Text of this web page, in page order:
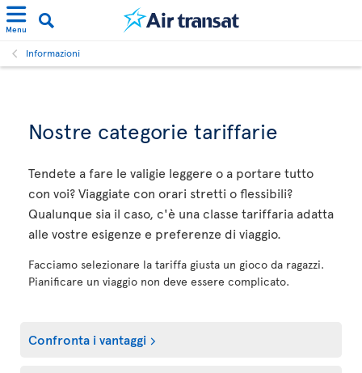
Menu
Informazioni
Nostre categorie tariffarie
Tendete a fare le valigie leggere o a portare tutto
con voi? Viaggiate con orari stretti o flessibili?
Qualunque sia il caso, c'è una classe tariffaria adatta
alle vostre esigenze e preferenze di viaggio.
Facciamo selezionare la tariffa giusta un gioco da ragazzi.
Pianificare un viaggio non deve essere complicato.
Confronta i vantaggi